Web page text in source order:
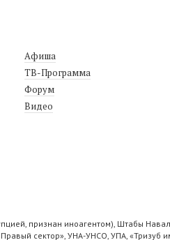
Афиша
ТВ-Программа
Форум
Видео
признан иноагентом), Штабы
сектор», УНА-УНСО, УПА, «Тризуб